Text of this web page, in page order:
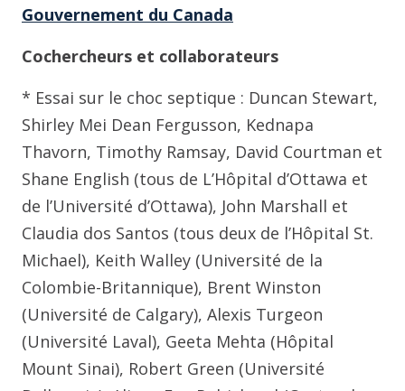
Gouvernement du Canada
Cochercheurs et collaborateurs
* Essai sur le choc septique : Duncan Stewart,
Shirley Mei Dean Fergusson, Kednapa
Thavorn, Timothy Ramsay, David Courtman et
Shane English (tous de L’Hôpital d’Ottawa et
de l’Université d’Ottawa), John Marshall et
Claudia dos Santos (tous deux de l’Hôpital St.
Michael), Keith Walley (Université de la
Colombie-Britannique), Brent Winston
(Université de Calgary), Alexis Turgeon
(Université Laval), Geeta Mehta (Hôpital
Mount Sinai), Robert Green (Université